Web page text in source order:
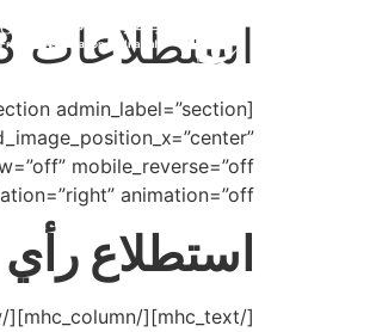
استطلاعات 2023
animation=”off”]
استطلاع رأي 2023